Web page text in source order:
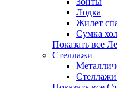
Лодка
Жилет
Сумка
Показать все
Стеллажи